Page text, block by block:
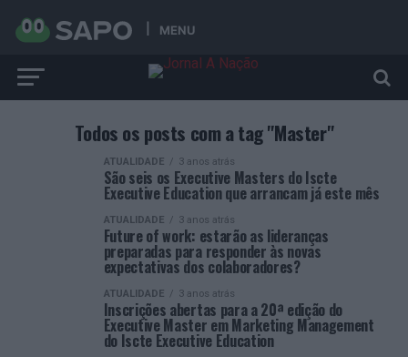
MENU
Todos os posts com a tag "Master"
ATUALIDADE 3 anos atrás
São seis os Executive Masters do Iscte
Executive Education que arrancam já este mês
ATUALIDADE 3 anos atrás
Future of work: estarão as lideranças
preparadas para responder às novas
expectativas dos colaboradores?
ATUALIDADE 3 anos atrás
Inscrições abertas para a 20ª edição do
Executive Master em Marketing Management
do Iscte Executive Education